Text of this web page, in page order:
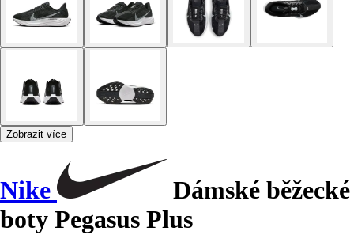
Zobrazit více
Nike
Dámské běžecké
boty Pegasus Plus